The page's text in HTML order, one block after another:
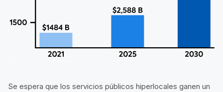
Se espera que los servicios públicos hiperlocales ganen un